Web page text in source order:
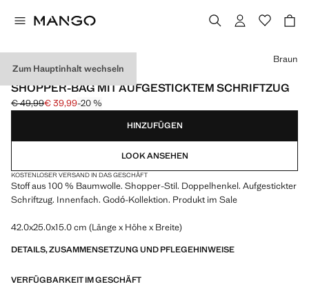
Zum Hauptinhalt wechseln
MANGO TENNIS CLUB
SHOPPER-BAG MIT AUFGESTICKTEM SCHRIFTZUG
Ausgangspreis durchgestrichen [€ 49,99 ]
€ 49,99
Aktueller Preis [€ 39,99 ]
€ 39,99-20 %
Wählen Sie eine Farbe
Braun
HINZUFÜGEN
LOOK ANSEHEN
KOSTENLOSER VERSAND IN DAS GESCHÄFT
Stoff aus 100 % Baumwolle. Shopper-Stil. Doppelhenkel. Aufgestickter
Schriftzug. Innenfach. Godó-Kollektion. Produkt im Sale
42.0x25.0x15.0 cm (Länge x Höhe x Breite)
DETAILS, ZUSAMMENSETZUNG UND PFLEGEHINWEISE
VERFÜGBARKEIT IM GESCHÄFT